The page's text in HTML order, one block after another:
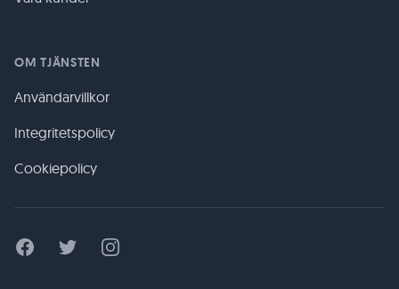
OM TJÄNSTEN
Användarvillkor
Integritetspolicy
Cookiepolicy
FacebookTwitter Instagram